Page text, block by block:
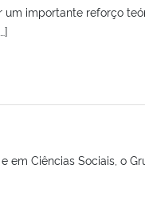
importante reforço
em Ciências Sociais, o